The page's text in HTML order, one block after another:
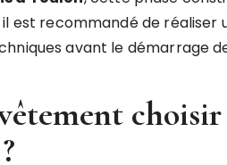
il est recommandé de
avant le démarrage